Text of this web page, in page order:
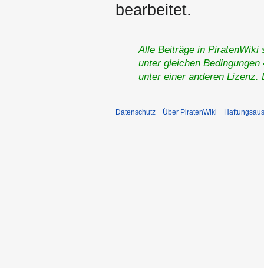
bearbeitet.
Alle Beiträge in PiratenWiki
unter gleichen
unter einer anderen
Datenschutz Über PiratenWiki